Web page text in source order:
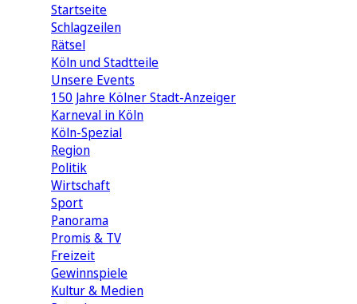
Startseite
Schlagzeilen
Rätsel
Köln und Stadtteile
Unsere Events
150 Jahre Kölner Stadt-Anzeiger
Karneval in Köln
Köln-Spezial
Region
Politik
Wirtschaft
Sport
Panorama
Promis & TV
Freizeit
Gewinnspiele
Kultur & Medien